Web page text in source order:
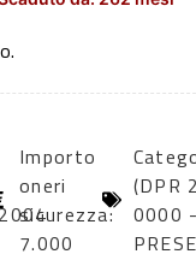
Importo
oneri
sicurezza:
7.000
(DPR
0000